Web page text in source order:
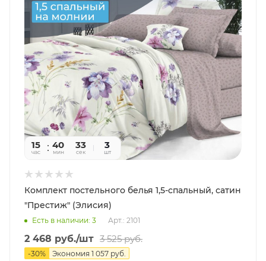
15
час
40
мин
31
сек
3
шт
Комплект постельного белья 1,5-спальный, сатин
"Престиж" (Элисия)
Есть в наличии: 3 Арт.: 2101
2 468 руб./шт 3 525руб.
-30% Экономия 1 057 руб.